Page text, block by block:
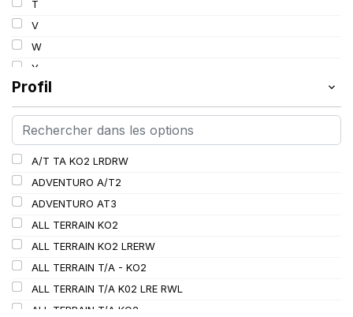
115
116/113
117/114
117/116
118/115
119/116
120
120/116
120/117
T
V
W
Y
Profil
A/T TA KO2 LRDRW
ADVENTURO A/T2
ADVENTURO AT3
ALL TERRAIN KO2
ALL TERRAIN KO2 LRERW
ALL TERRAIN T/A - KO2
ALL TERRAIN T/A K02 LRE RWL
ALL TERRAIN T/A KO2